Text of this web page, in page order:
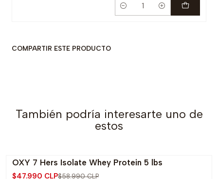
Cantidad
COMPARTIR ESTE PRODUCTO
También podría interesarte uno de
estos
-19% OFF
OXY 7 Hers Isolate Whey Protein 5 lbs
$47.990 CLP$58.990 CLP